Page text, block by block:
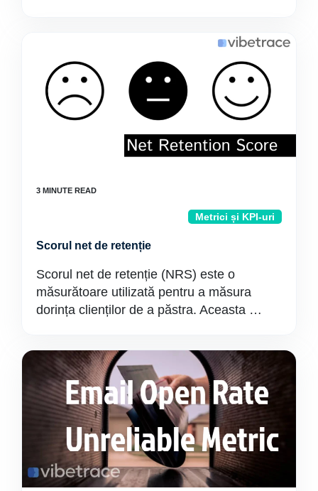
Metrici și KPI-uri
Scorul net de retenție
Scorul net de retenție (NRS) este o
măsurătoare utilizată pentru a măsura
dorința clienților de a păstra. Aceasta …